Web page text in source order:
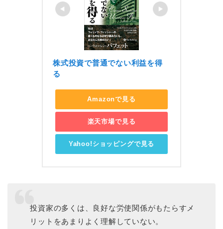
株式投資で普通でない利益を得
る
Amazonで見る
楽天市場で見る
Yahoo!ショッピングで見る
投資家の多くは、良好な労使関係がもたらすメ
リットをあまりよく理解していない。